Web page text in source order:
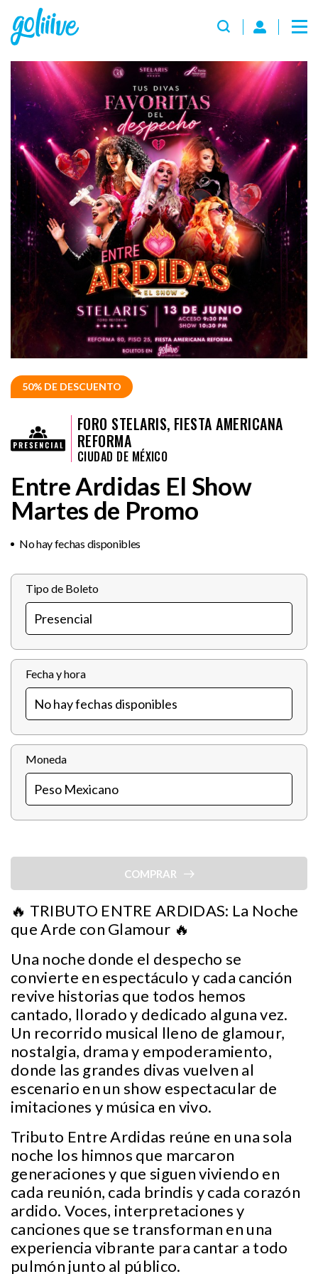
FORO STELARIS, FIESTA AMERICANA
REFORMA
CIUDAD DE MÉXICO
50% DE DESCUENTO
Entre Ardidas El Show
Martes de Promo
No hay fechas disponibles
Tipo de Boleto
Fecha y hora
Moneda
COMPRAR
🔥 TRIBUTO ENTRE ARDIDAS: La Noche
que Arde con Glamour 🔥
Una noche donde el despecho se
convierte en espectáculo y cada canción
revive historias que todos hemos
cantado, llorado y dedicado alguna vez.
Un recorrido musical lleno de glamour,
nostalgia, drama y empoderamiento,
donde las grandes divas vuelven al
escenario en un show espectacular de
imitaciones y música en vivo.
Tributo Entre Ardidas reúne en una sola
noche los himnos que marcaron
generaciones y que siguen viviendo en
cada reunión, cada brindis y cada corazón
ardido. Voces, interpretaciones y
canciones que se transforman en una
experiencia vibrante para cantar a todo
pulmón junto al público.